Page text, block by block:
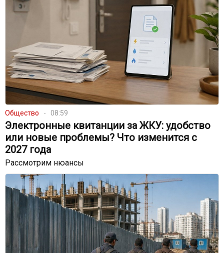
Общество 08:59
Электронные квитанции за ЖКУ: удобство
или новые проблемы? Что изменится с
2027 года
Рассмотрим нюансы